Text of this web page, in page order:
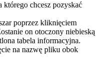
którego chcesz pozyskać
poprzez kliknięciem
on otoczony niebieską
tabela informacyjna.
na nazwę pliku obok